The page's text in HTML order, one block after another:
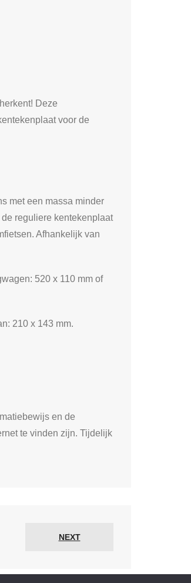
Deze
voor de
met een massa minder
reguliere kentekenplaat
Afhankelijk van
520 x 110 mm of
210 x 143 mm.
en de
te vinden zijn. Tijdelijk
NEXT